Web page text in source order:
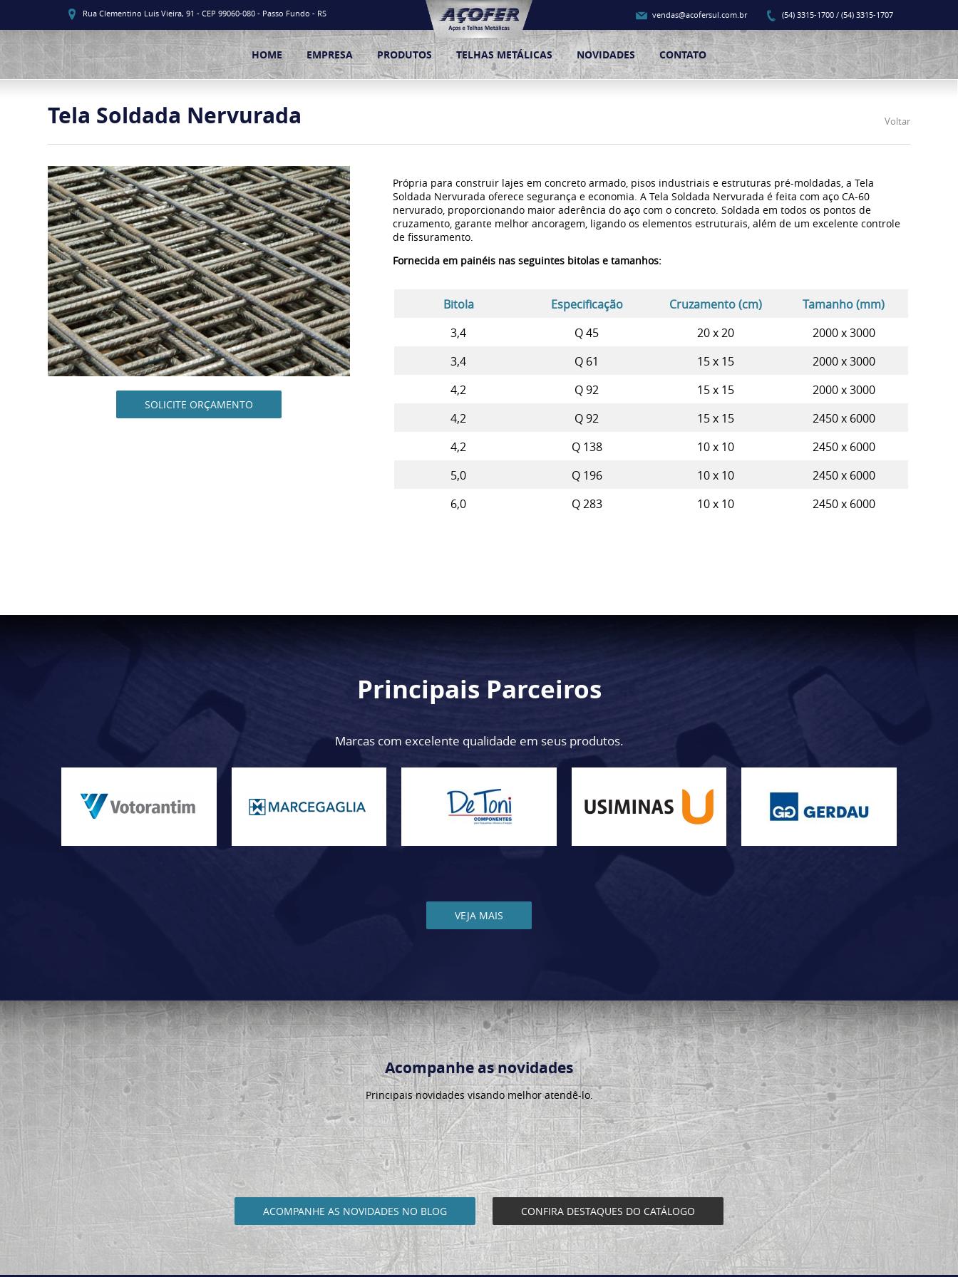
Rua Clementino Luis Vieira, 91 - CEP 99060-080 - Passo Fundo - RS vendas@acofersul.com.br (54) 3315-1700 / (54) 3315-1707
HOME EMPRESA PRODUTOS TELHAS METÁLICAS NOVIDADES CONTATO
Tela Soldada Nervurada Voltar
SOLICITE ORÇAMENTO
Própria para construir lajes em concreto armado, pisos industriais e estruturas pré-moldadas, a Tela
Soldada Nervurada oferece segurança e economia. A Tela Soldada Nervurada é feita com aço CA-60
nervurado, proporcionando maior aderência do aço com o concreto. Soldada em todos os pontos de
cruzamento, garante melhor ancoragem, ligando os elementos estruturais, além de um excelente controle
de fissuramento.
Fornecida em painéis nas seguintes bitolas e tamanhos:
Bitola Especificação Cruzamento (cm)
Tamanho (mm)
3,4
Q 45 20 x 20
2000 x 3000
3,4
Q 61 15 x 15
2000 x 3000
4,2
Q 92 15 x 15
2000 x 3000
4,2
Q 92 15 x 15
2450 x 6000
4,2
Q 138 10 x 10
2450 x 6000
5,0
Q 196 10 x 10
2450 x 6000
6,0
Q 283 10 x 10 2450 x 6000
Principais Parceiros
Marcas com excelente qualidade em seus produtos.
VEJA MAIS
Acompanhe as novidades
Principais novidades visando melhor atendê-lo.
ACOMPANHE AS NOVIDADES NO BLOG CONFIRA DESTAQUES DO CATÁLOGO